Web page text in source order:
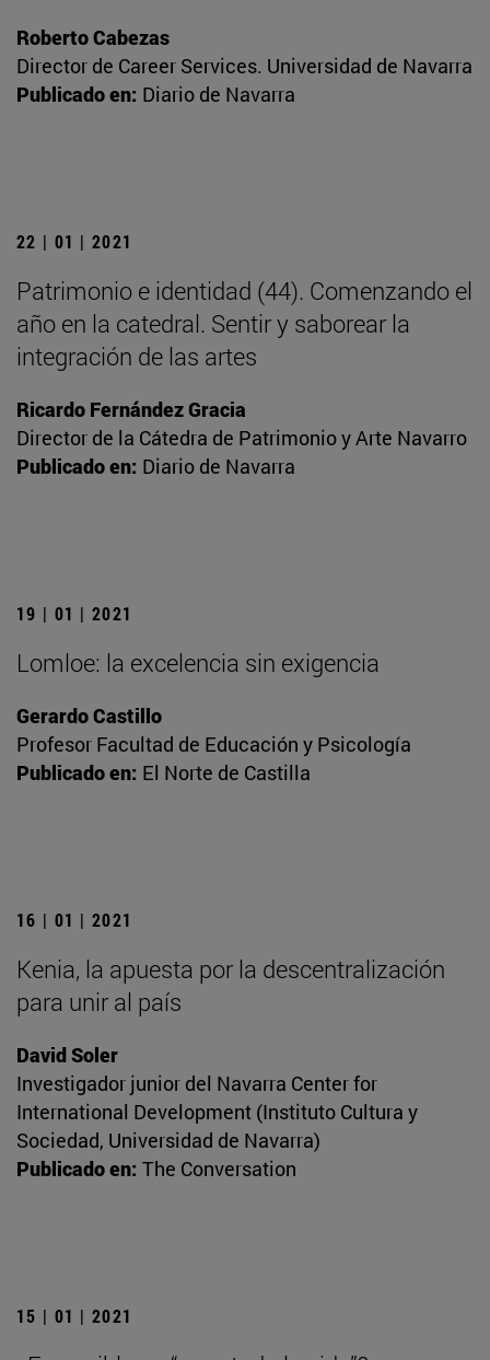
Roberto Cabezas
Director de Career Services. Universidad de Navarra
Publicado en: Diario de Navarra
22 | 01 | 2021
Patrimonio e identidad (44). Comenzando el
año en la catedral. Sentir y saborear la
integración de las artes
Ricardo Fernández Gracia
Director de la Cátedra de Patrimonio y Arte Navarro
Publicado en: Diario de Navarra
19 | 01 | 2021
Lomloe: la excelencia sin exigencia
Gerardo Castillo
Profesor Facultad de Educación y Psicología
Publicado en: El Norte de Castilla
16 | 01 | 2021
Kenia, la apuesta por la descentralización
para unir al país
David Soler
Investigador junior del Navarra Center for
International Development (Instituto Cultura y
Sociedad, Universidad de Navarra)
Publicado en: The Conversation
15 | 01 | 2021